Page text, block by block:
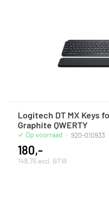
Logitech DT MX Keys
Graphite QWERTY
Op voorraad · 920-010933
180,-
148,76 excl. BTW